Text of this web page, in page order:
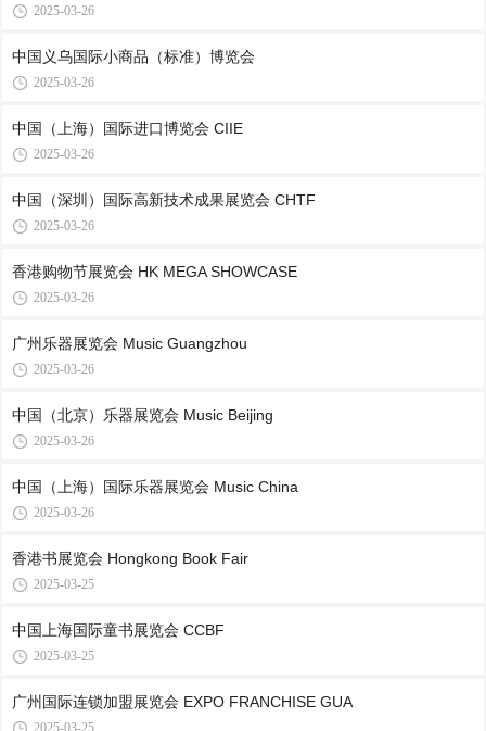
2025-03-26
中国义乌国际小商品（标准）博览会
2025-03-26
中国（上海）国际进口博览会 CIIE
2025-03-26
中国（深圳）国际高新技术成果展览会 CHTF
2025-03-26
香港购物节展览会 HK MEGA SHOWCASE
2025-03-26
广州乐器展览会 Music Guangzhou
2025-03-26
中国（北京）乐器展览会 Music Beijing
2025-03-26
中国（上海）国际乐器展览会 Music China
2025-03-26
香港书展览会 Hongkong Book Fair
2025-03-25
中国上海国际童书展览会 CCBF
2025-03-25
广州国际连锁加盟展览会 EXPO FRANCHISE GUA
2025-03-25